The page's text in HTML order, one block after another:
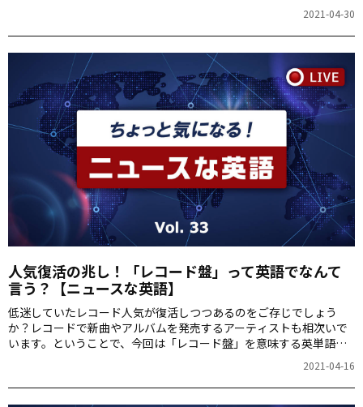
2021-04-30
人気復活の兆し！「レコード盤」って英語でなんて
言う？【ニュースな英語】
低迷していたレコード人気が復活しつつあるのをご存じでしょう
か？レコードで新曲やアルバムを発売するアーティストも相次いで
います。ということで、今回は「レコード盤」を意味する英単語を
2021-04-16